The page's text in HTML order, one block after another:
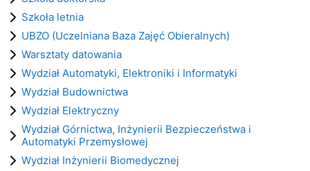
Szkoła letnia
UBZO (Uczelniana Baza Zajęć Obieralnych)
Warsztaty datowania
Wydział Automatyki, Elektroniki i Informatyki
Wydział Budownictwa
Wydział Elektryczny
Wydział Górnictwa, Inżynierii Bezpieczeństwa i
Automatyki Przemysłowej
Wydział Inżynierii Biomedycznej